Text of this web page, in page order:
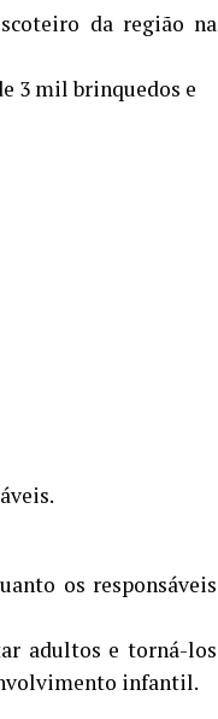
da região na
3 mil brinquedos e
os responsáveis
adultos e torná-los
infantil.